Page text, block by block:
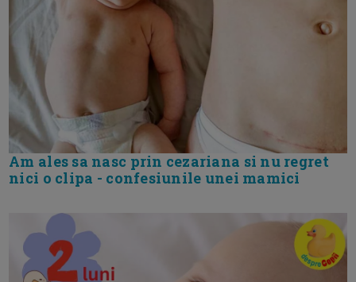
Am ales sa nasc prin cezariana si nu regret
nici o clipa - confesiunile unei mamici